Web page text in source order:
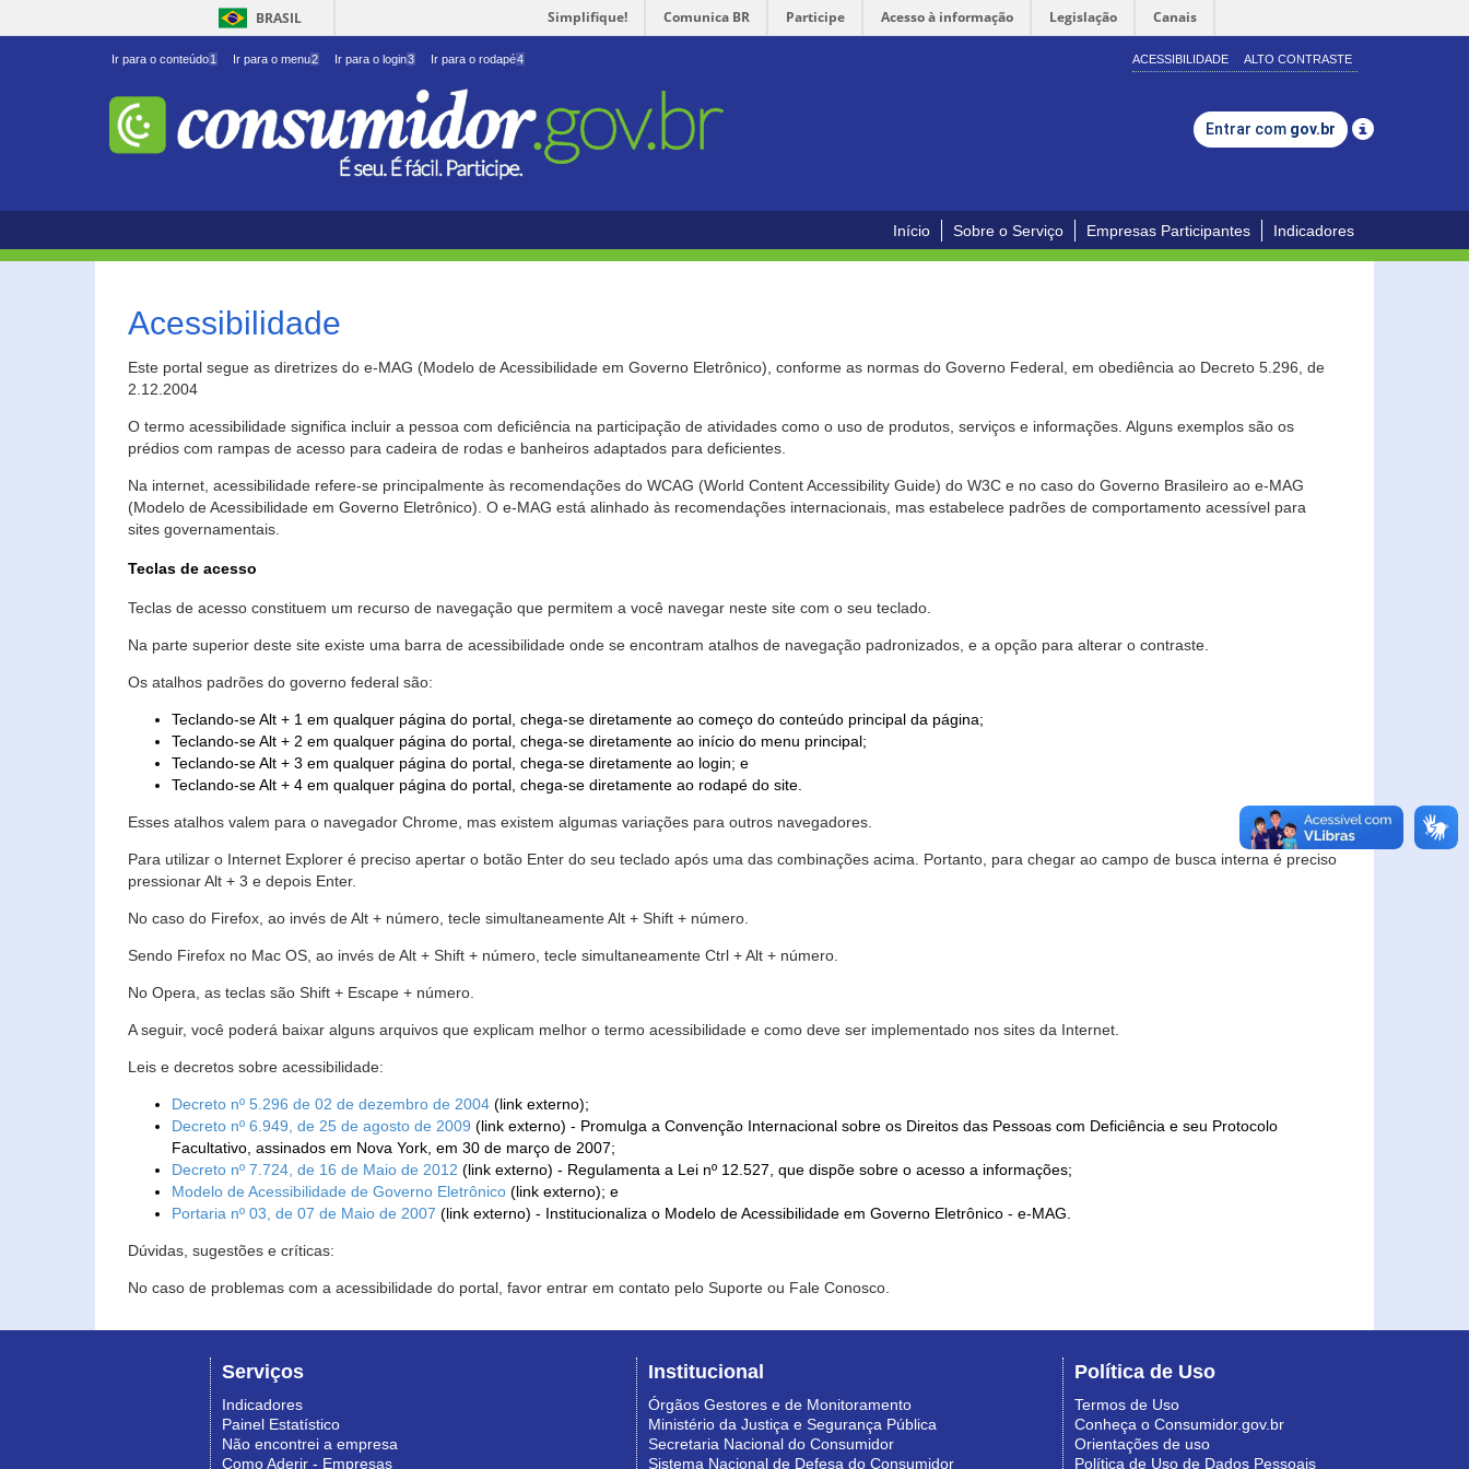
BRASIL Simplifique! Comunica BR Participe Acesso à informação Legislação Canais
Ir para o conteúdo1 Ir para o menu2 Ir para o login3 Ir para o rodapé4 ACESSIBILIDADE ALTO CONTRASTE
Entrar com gov.br
Início Sobre o Serviço Empresas Participantes Indicadores
Acessibilidade
Este portal segue as diretrizes do e-MAG (Modelo de Acessibilidade em Governo Eletrônico), conforme as normas do Governo Federal, em obediência ao Decreto 5.296, de
2.12.2004
O termo acessibilidade significa incluir a pessoa com deficiência na participação de atividades como o uso de produtos, serviços e informações. Alguns exemplos são os
prédios com rampas de acesso para cadeira de rodas e banheiros adaptados para deficientes.
Na internet, acessibilidade refere-se principalmente às recomendações do WCAG (World Content Accessibility Guide) do W3C e no caso do Governo Brasileiro ao e-MAG
(Modelo de Acessibilidade em Governo Eletrônico). O e-MAG está alinhado às recomendações internacionais, mas estabelece padrões de comportamento acessível para
sites governamentais.
Teclas de acesso
Teclas de acesso constituem um recurso de navegação que permitem a você navegar neste site com o seu teclado.
Na parte superior deste site existe uma barra de acessibilidade onde se encontram atalhos de navegação padronizados, e a opção para alterar o contraste.
Os atalhos padrões do governo federal são:
Teclando-se Alt + 1 em qualquer página do portal, chega-se diretamente ao começo do conteúdo principal da página;
Teclando-se Alt + 2 em qualquer página do portal, chega-se diretamente ao início do menu principal;
Teclando-se Alt + 3 em qualquer página do portal, chega-se diretamente ao login; e
Teclando-se Alt + 4 em qualquer página do portal, chega-se diretamente ao rodapé do site.
Esses atalhos valem para o navegador Chrome, mas existem algumas variações para outros navegadores.
Para utilizar o Internet Explorer é preciso apertar o botão Enter do seu teclado após uma das combinações acima. Portanto, para chegar ao campo de busca interna é preciso
pressionar Alt + 3 e depois Enter.
No caso do Firefox, ao invés de Alt + número, tecle simultaneamente Alt + Shift + número.
Sendo Firefox no Mac OS, ao invés de Alt + Shift + número, tecle simultaneamente Ctrl + Alt + número.
No Opera, as teclas são Shift + Escape + número.
A seguir, você poderá baixar alguns arquivos que explicam melhor o termo acessibilidade e como deve ser implementado nos sites da Internet.
Leis e decretos sobre acessibilidade:
Decreto nº 5.296 de 02 de dezembro de 2004 (link externo);
Decreto nº 6.949, de 25 de agosto de 2009 (link externo) - Promulga a Convenção Internacional sobre os Direitos das Pessoas com Deficiência e seu Protocolo
Facultativo, assinados em Nova York, em 30 de março de 2007;
Decreto nº 7.724, de 16 de Maio de 2012 (link externo) - Regulamenta a Lei nº 12.527, que dispõe sobre o acesso a informações;
Modelo de Acessibilidade de Governo Eletrônico (link externo); e
Portaria nº 03, de 07 de Maio de 2007 (link externo) - Institucionaliza o Modelo de Acessibilidade em Governo Eletrônico - e-MAG.
Dúvidas, sugestões e críticas:
No caso de problemas com a acessibilidade do portal, favor entrar em contato pelo Suporte ou Fale Conosco.
Serviços
Indicadores
Painel Estatístico
Não encontrei a empresa
Como Aderir - Empresas
Institucional
Órgãos Gestores e de Monitoramento
Ministério da Justiça e Segurança Pública
Secretaria Nacional do Consumidor
Sistema Nacional de Defesa do Consumidor
Política de Uso
Termos de Uso
Conheça o Consumidor.gov.br
Orientações de uso
Política de Uso de Dados Pessoais